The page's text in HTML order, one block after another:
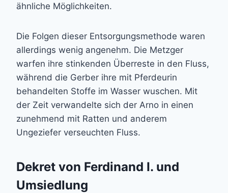
ähnliche Möglichkeiten.
Die Folgen dieser Entsorgungsmethode waren
allerdings wenig angenehm. Die Metzger
warfen ihre stinkenden Überreste in den Fluss,
während die Gerber ihre mit Pferdeurin
behandelten Stoffe im Wasser wuschen. Mit
der Zeit verwandelte sich der Arno in einen
zunehmend mit Ratten und anderem
Ungeziefer verseuchten Fluss.
Dekret von Ferdinand I. und
Umsiedlung